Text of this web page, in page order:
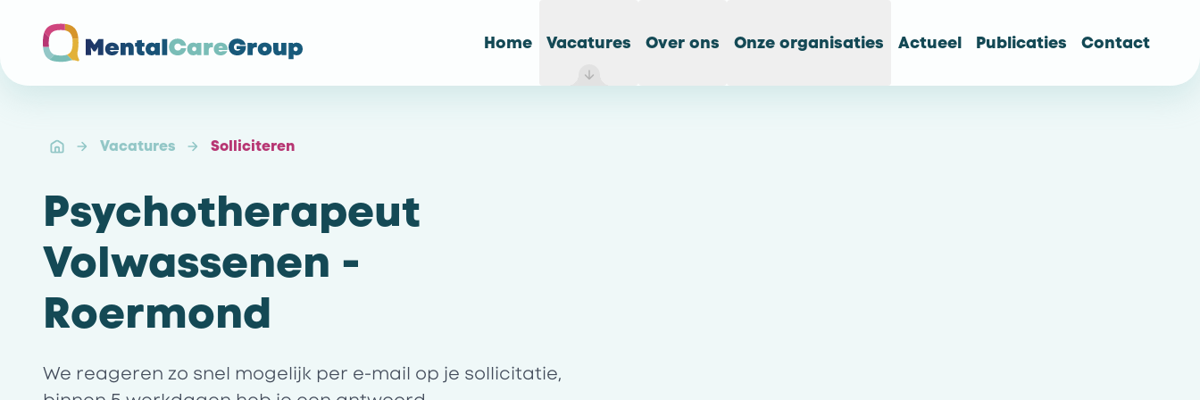
Home Vacatures Over ons Onze organisaties Actueel Publicaties Contact
Vacatures Solliciteren
Psychotherapeut
Volwassenen -
Roermond
We reageren zo snel mogelijk per e-mail op je sollicitatie,